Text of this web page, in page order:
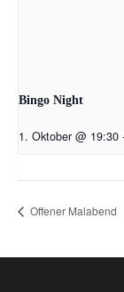
Bingo Night
1. Oktober @ 19:30
Offener Malabend